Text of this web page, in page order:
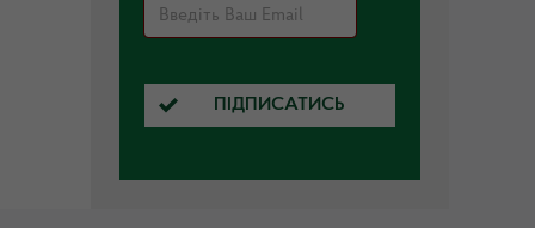
ПІДПИСАТИСЬ